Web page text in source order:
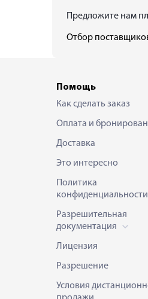
Предложите нам
Отбор
Помощь
Как сделать заказ
Оплата и
Доставка
Это интересно
Политика
конфиденциальности
Разрешительная
документация
Лицензия
Разрешение
Условия